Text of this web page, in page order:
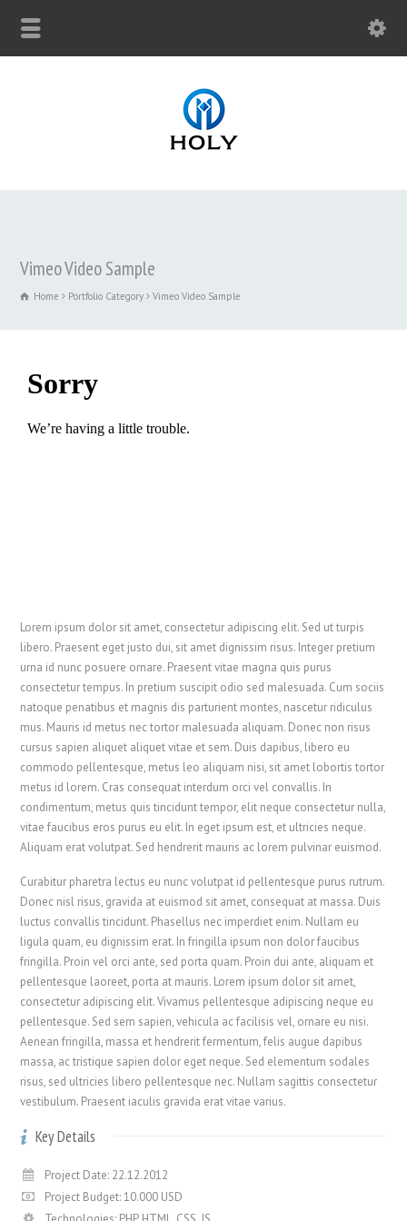
Vimeo Video Sample
Home Portfolio Category Vimeo Video Sample
Lorem ipsum dolor sit amet, consectetur adipiscing elit. Sed ut turpis
libero. Praesent eget justo dui, sit amet dignissim risus. Integer pretium
urna id nunc posuere ornare. Praesent vitae magna quis purus
consectetur tempus. In pretium suscipit odio sed malesuada. Cum sociis
natoque penatibus et magnis dis parturient montes, nascetur ridiculus
mus. Mauris id metus nec tortor malesuada aliquam. Donec non risus
cursus sapien aliquet aliquet vitae et sem. Duis dapibus, libero eu
commodo pellentesque, metus leo aliquam nisi, sit amet lobortis tortor
metus id lorem. Cras consequat interdum orci vel convallis. In
condimentum, metus quis tincidunt tempor, elit neque consectetur nulla,
vitae faucibus eros purus eu elit. In eget ipsum est, et ultricies neque.
Aliquam erat volutpat. Sed hendrerit mauris ac lorem pulvinar euismod.
Curabitur pharetra lectus eu nunc volutpat id pellentesque purus rutrum.
Donec nisl risus, gravida at euismod sit amet, consequat at massa. Duis
luctus convallis tincidunt. Phasellus nec imperdiet enim. Nullam eu
ligula quam, eu dignissim erat. In fringilla ipsum non dolor faucibus
fringilla. Proin vel orci ante, sed porta quam. Proin dui ante, aliquam et
pellentesque laoreet, porta at mauris. Lorem ipsum dolor sit amet,
consectetur adipiscing elit. Vivamus pellentesque adipiscing neque eu
pellentesque. Sed sem sapien, vehicula ac facilisis vel, ornare eu nisi.
Aenean fringilla, massa et hendrerit fermentum, felis augue dapibus
massa, ac tristique sapien dolor eget neque. Sed elementum sodales
risus, sed ultricies libero pellentesque nec. Nullam sagittis consectetur
vestibulum. Praesent iaculis gravida erat vitae varius.
Key Details
Project Date: 22.12.2012
Project Budget: 10.000 USD